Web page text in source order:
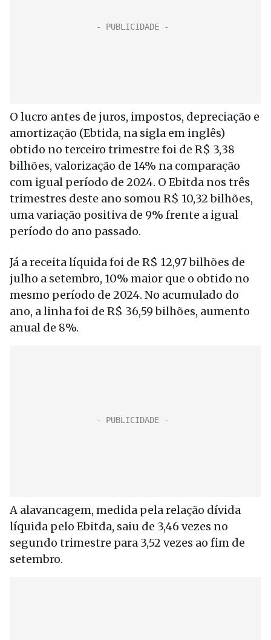
O lucro antes de juros, impostos, depreciação e
amortização (Ebtida, na sigla em inglês)
obtido no terceiro trimestre foi de R$ 3,38
bilhões, valorização de 14% na comparação
com igual período de 2024. O Ebitda nos três
trimestres deste ano somou R$ 10,32 bilhões,
uma variação positiva de 9% frente a igual
período do ano passado.
Já a receita líquida foi de R$ 12,97 bilhões de
julho a setembro, 10% maior que o obtido no
mesmo período de 2024. No acumulado do
ano, a linha foi de R$ 36,59 bilhões, aumento
anual de 8%.
A alavancagem, medida pela relação dívida
líquida pelo Ebitda, saiu de 3,46 vezes no
segundo trimestre para 3,52 vezes ao fim de
setembro.